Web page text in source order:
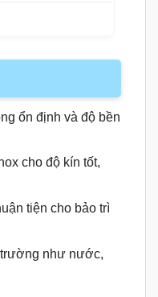
ổn định và độ bền
cho độ kín tốt,
tiện cho bảo trì
như nước,